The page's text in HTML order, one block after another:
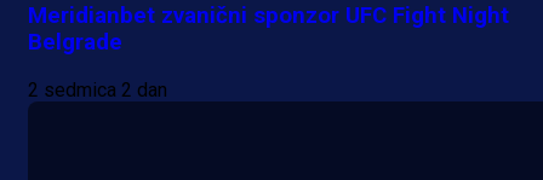
Meridianbet zvanični sponzor UFC Fight Night
Belgrade
2 sedmica 2 dan